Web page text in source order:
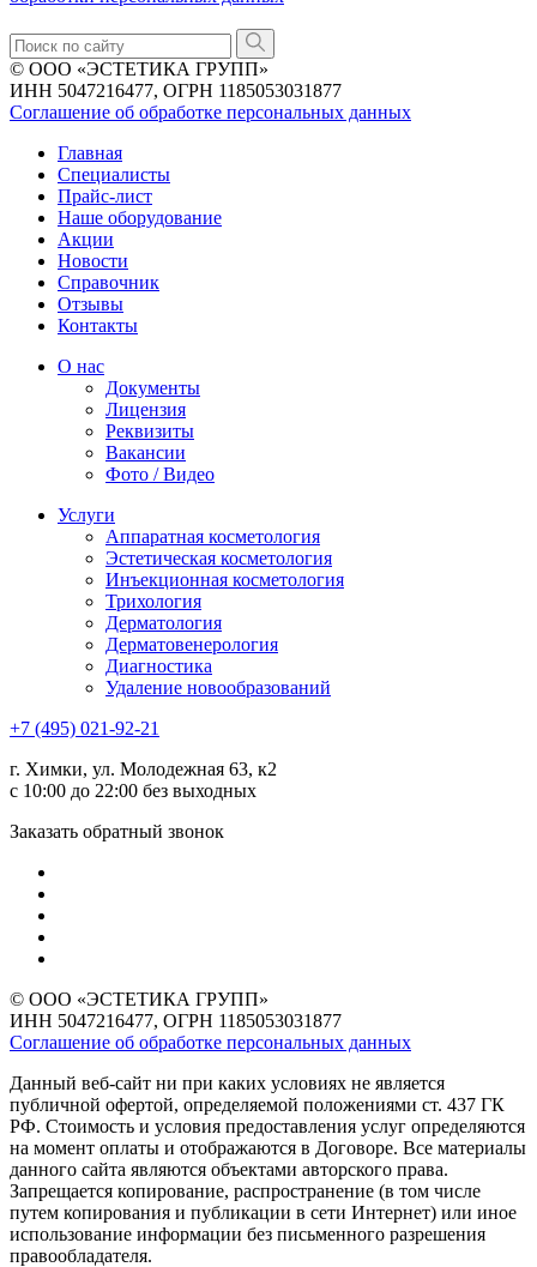
© ООО «ЭСТЕТИКА ГРУПП»
ИНН 5047216477, ОГРН 1185053031877
Соглашение об обработке персональных данных
Главная
Специалисты
Прайс-лист
Наше оборудование
Акции
Новости
Справочник
Отзывы
Контакты
О нас
Документы
Лицензия
Реквизиты
Вакансии
Фото / Видео
Услуги
Аппаратная косметология
Эстетическая косметология
Инъекционная косметология
Трихология
Дермато­логия
Дерматовенерология
Диагностика
Удаление новообразований
+7 (495) 021-92-21
г. Химки, ул. Молодежная 63, к2
с 10:00 до 22:00 без выходных
Заказать обратный звонок
© ООО «ЭСТЕТИКА ГРУПП»
ИНН 5047216477, ОГРН 1185053031877
Соглашение об обработке персональных данных
Данный веб-сайт ни при каких условиях не является
публичной офертой, определяемой положениями ст. 437 ГК
РФ. Стоимость и условия предоставления услуг определяются
на момент оплаты и отображаются в Договоре. Все материалы
данного сайта являются объектами авторского права.
Запрещается копирование, распространение (в том числе
путем копирования и публикации в сети Интернет) или иное
использование информации без письменного разрешения
правообладателя.